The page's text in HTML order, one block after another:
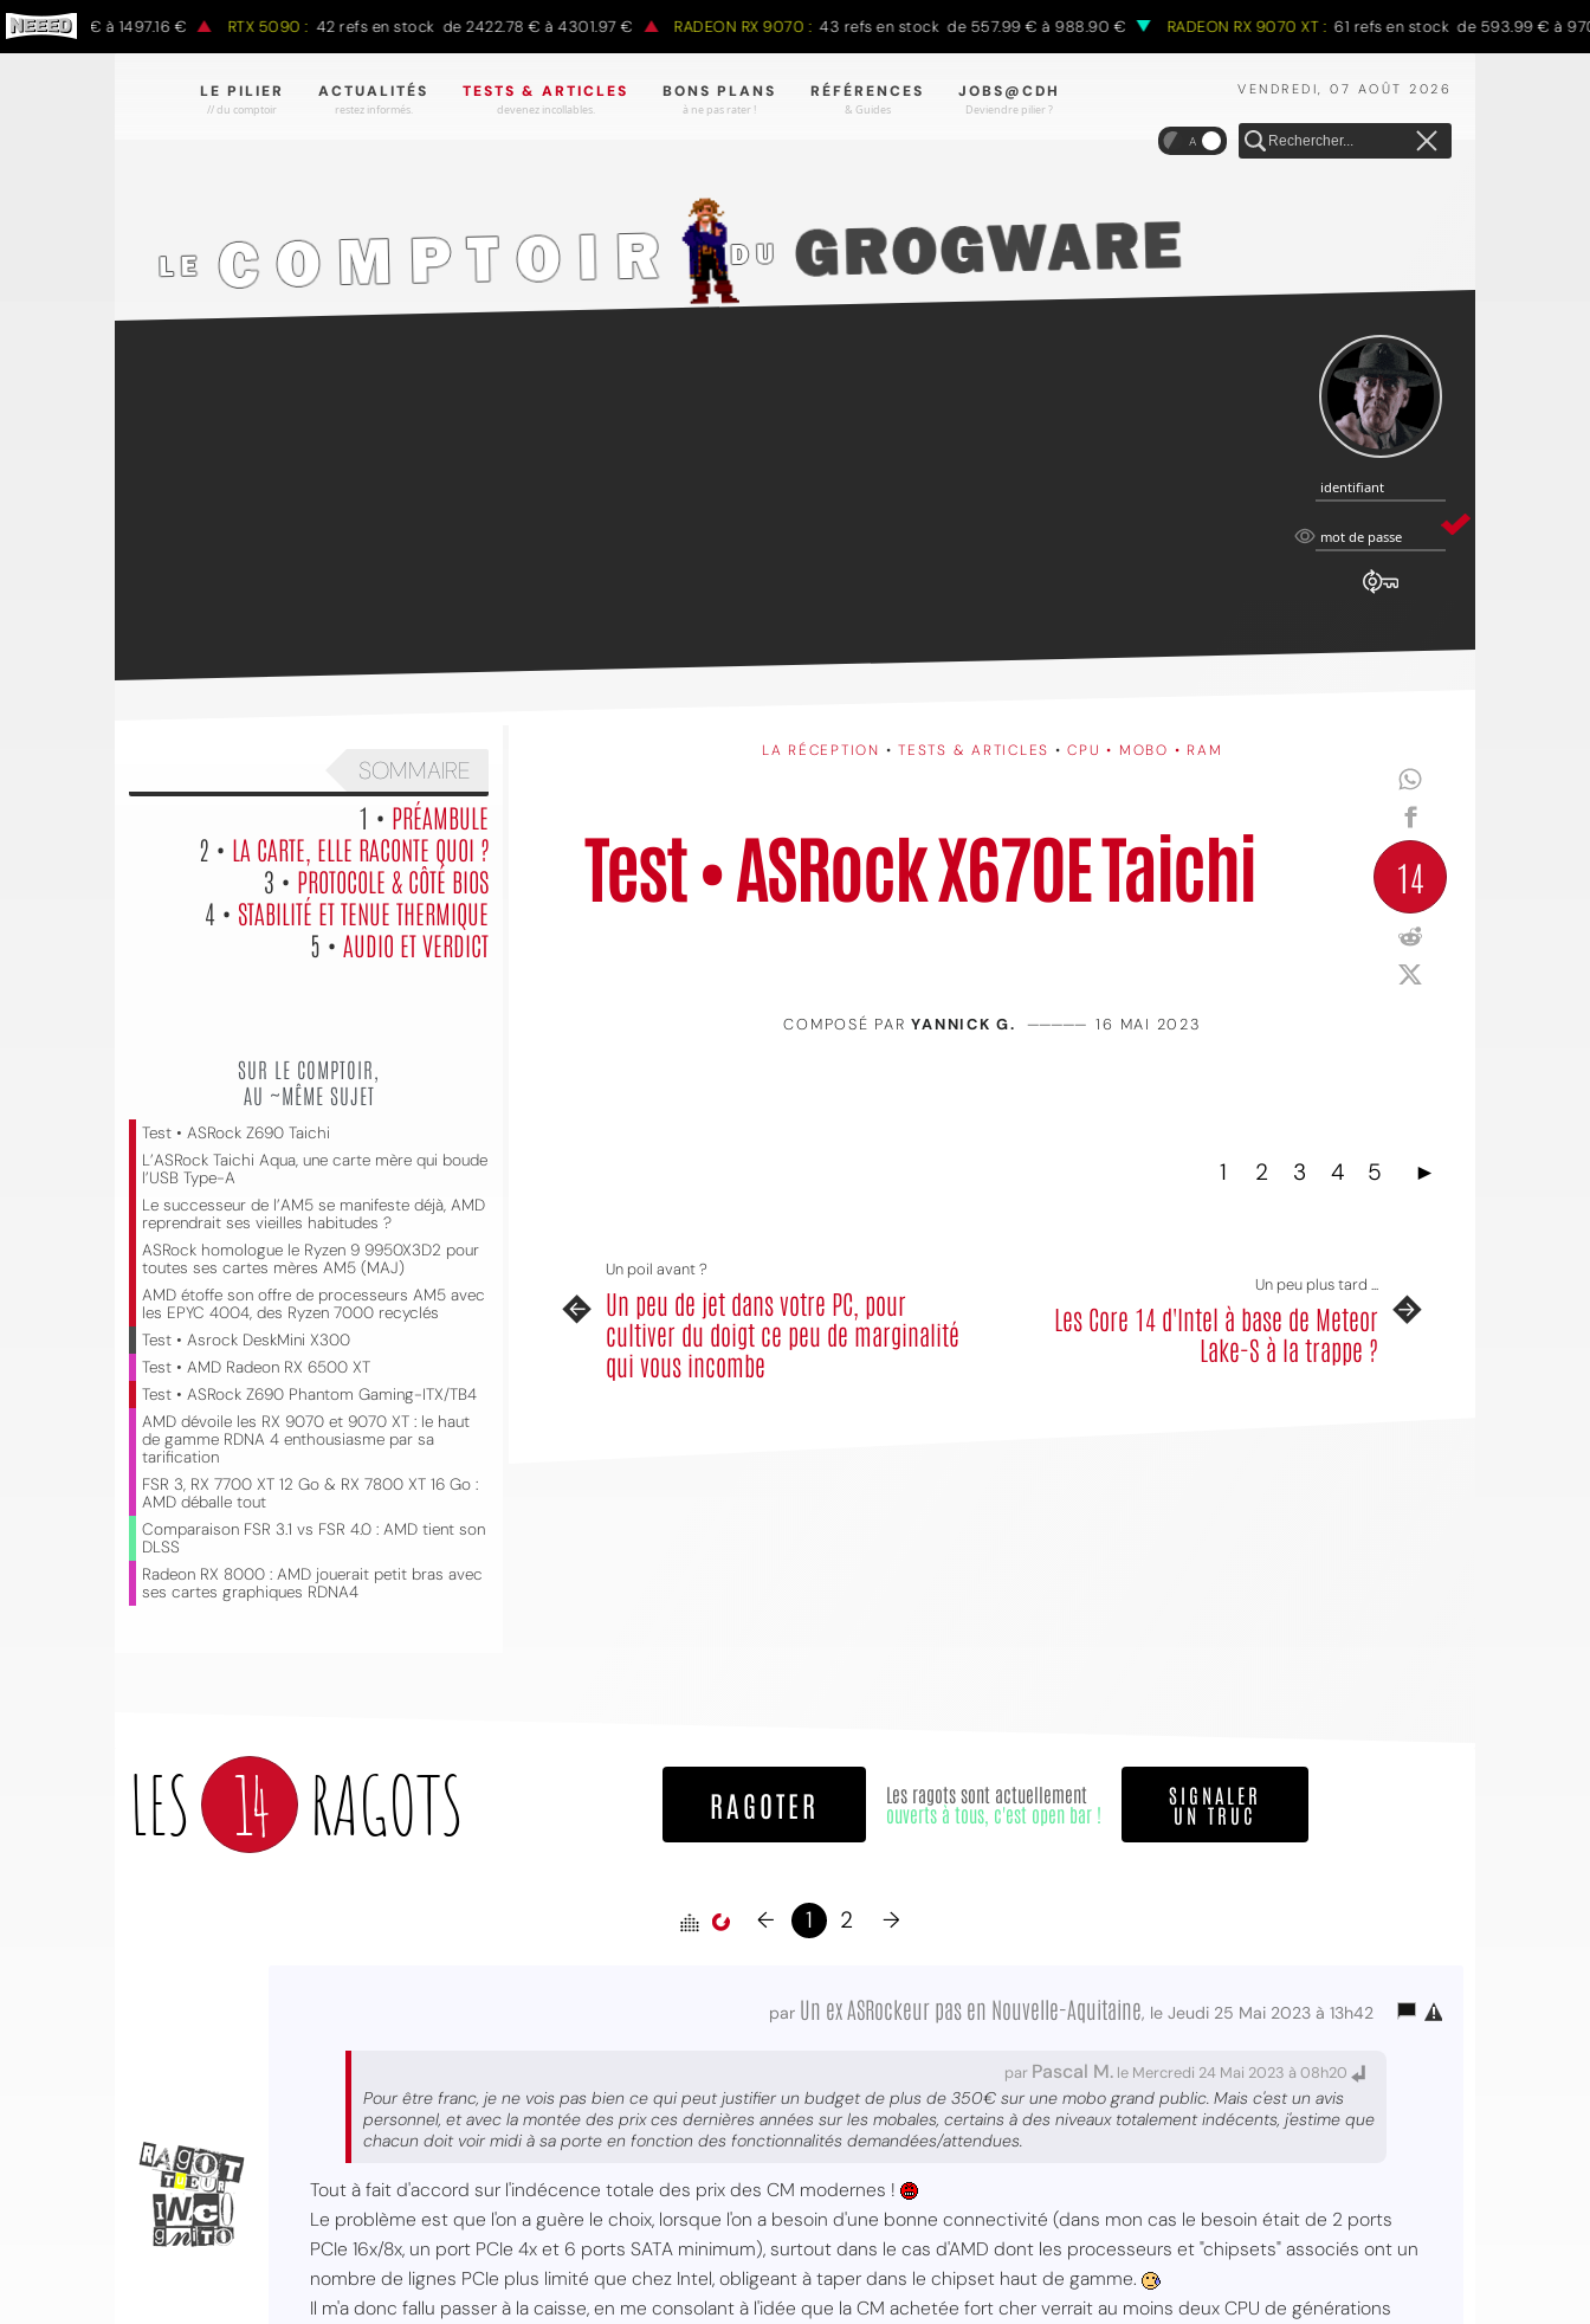
797.00 € à 1497.16 € RTX 5090 : 42 refs en stock de 2422.78 € à 4301.97 € RADEON RX 9070 : 43 refs en stock de 557.99 € à 988.90 € RADEON RX 9070 XT : 61 refs en stock de 593.99 € à
VENDREDI, 07 AOÛT 2026
LE PILIER
// du comptoir
ACTUALITÉS
restez informés.
TESTS & ARTICLES
devenez incollables.
BONS PLANS
à ne pas rater !
RÉFÉRENCES
& Guides
JOBS@CDH
Deviendre pilier ?
A
identifiant
identifiant
mot
mot de passe
LA RÉCEPTION • TESTS & ARTICLES •CPU • MOBO • RAM
Test • ASRock X670E Taichi 14
COMPOSÉ PARYANNICK G. ————— 16 MAI 2023
1 2 3 4 5 ►
Un poil avant ?
Un peu de jet dans votre PC, pour
cultiver du doigt ce peu de marginalité
qui vous incombe
Un peu plus tard ...
Les Core 14 d'Intel à base de Meteor
Lake-S à la trappe ?
SOMMAIRE
1 • PRÉAMBULE
2 • LA CARTE, ELLE RACONTE QUOI ?
3 • PROTOCOLE & CÔTÉ BIOS
4 • STABILITÉ ET TENUE THERMIQUE
5 • AUDIO ET VERDICT
SUR LE COMPTOIR,
AU ~MÊME SUJET
Test • ASRock Z690 Taichi
L’ASRock Taichi Aqua, une carte mère qui boude
l’USB Type-A
Le successeur de l’AM5 se manifeste déjà, AMD
reprendrait ses vieilles habitudes ?
ASRock homologue le Ryzen 9 9950X3D2 pour
toutes ses cartes mères AM5 (MAJ)
AMD étoffe son offre de processeurs AM5 avec
les EPYC 4004, des Ryzen 7000 recyclés
Test • Asrock DeskMini X300
Test • AMD Radeon RX 6500 XT
Test • ASRock Z690 Phantom Gaming-ITX/TB4
AMD dévoile les RX 9070 et 9070 XT : le haut
de gamme RDNA 4 enthousiasme par sa
tarification
FSR 3, RX 7700 XT 12 Go & RX 7800 XT 16 Go :
AMD déballe tout
Comparaison FSR 3.1 vs FSR 4.0 : AMD tient son
DLSS
Radeon RX 8000 : AMD jouerait petit bras avec
ses cartes graphiques RDNA4
LES 14 RAGOTS RAGOTER
Les ragots sont actuellement
ouverts à tous, c'est open bar !
SIGNALER
UN TRUC
← 1 2 →
par Un ex ASRockeur pas en Nouvelle-Aquitaine, le Jeudi 25 Mai 2023 à 13h42
par Pascal M. le Mercredi 24 Mai 2023 à 08h20
Pour être franc, je ne vois pas bien ce qui peut justifier un budget de plus de 350€ sur une mobo grand public. Mais c'est un avis
personnel, et avec la montée des prix ces dernières années sur les mobales, certains à des niveaux totalement indécents, j'estime que
chacun doit voir midi à sa porte en fonction des fonctionnalités demandées/attendues.
Tout à fait d'accord sur l'indécence totale des prix des CM modernes !
Le problème est que l'on a guère le choix, lorsque l'on a besoin d'une bonne connectivité (dans mon cas le besoin était de 2 ports
PCIe 16x/8x, un port PCIe 4x et 6 ports SATA minimum), surtout dans le cas d'AMD dont les processeurs et "chipsets" associés ont un
nombre de lignes PCIe plus limité que chez Intel, obligeant à taper dans le chipset haut de gamme.
Il m'a donc fallu passer à la caisse, en me consolant à l'idée que la CM achetée fort cher verrait au moins deux CPU de générations